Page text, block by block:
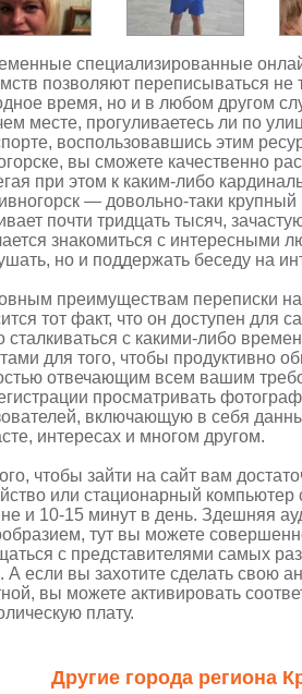
специализированные
позволяют переписываться не
время, но и в любом другом
месте, прогуливаетесь ли по
воспользовавшись этим
, вы сможете качественно
при этом к каким-либо
— довольно-таки крупный
почти тридцать тысяч,
знакомиться с интересными
но и поддержать беседу на
преимуществам переписки на
тот факт, что он доступен для
сталкиваться с какими-либо
для того, чтобы продуктивно
отвечающим всем вашим
просматривать
включающую в себя
интересах и многом другом.
чтобы зайти на сайт вам
или стационарный
и 10-15 минут в день. Здешняя
тут вы можете
с представителями самых
А если вы захотите сделать свою
вы можете активировать
плату.
Другие города региона